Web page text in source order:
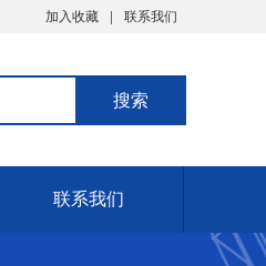
加入收藏 联系我们
联系我们